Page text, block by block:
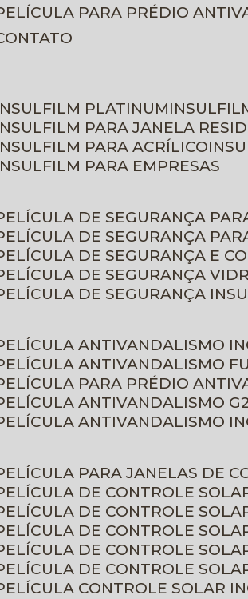
PELÍCULA PARA PRÉDIO
CONTATO
INSULFILM PLATINUM
INSULFILM PARA JANELA
INSULFILM PARA ACRÍLICO
INSULFILM PARA EMPRESAS
PELÍCULA DE SEGURANÇA
PELÍCULA DE SEGURANÇA
PELÍCULA DE SEGURANÇA E
PELÍCULA DE SEGURANÇA
PELÍCULA DE SEGURANÇA
PELÍCULA ANTIVANDALISMO
PELÍCULA ANTIVANDALISMO
PELÍCULA PARA PRÉDIO
PELÍCULA ANTIVANDALISMO
PELÍCULA ANTIVANDALISMO
PELÍCULA PARA JANELAS DE
PELÍCULA DE CONTROLE
PELÍCULA DE CONTROLE
PELÍCULA DE CONTROLE
PELÍCULA DE CONTROLE
PELÍCULA DE CONTROLE
PELÍCULA CONTROLE SOLAR